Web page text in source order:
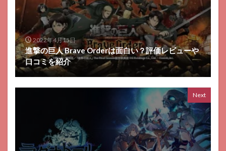
2022年4月15日
進撃の巨人 Brave Orderは面白い？評価レビューや
口コミを紹介
Next